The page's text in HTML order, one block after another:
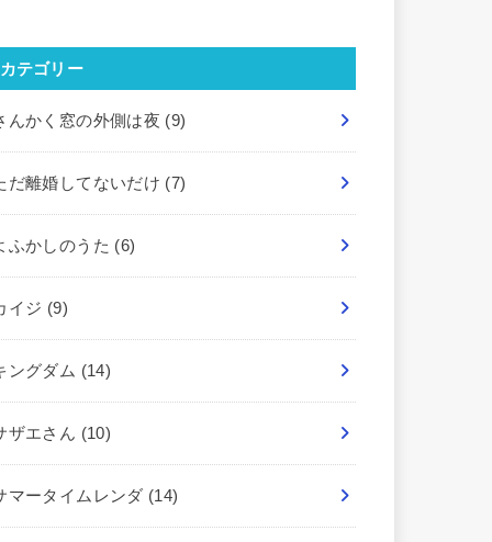
カテゴリー
んかく窓の外側は夜 (9)
だ離婚してないだけ (7)
ふかしのうた (6)
イジ (9)
ングダム (14)
ザエさん (10)
マータイムレンダ (14)